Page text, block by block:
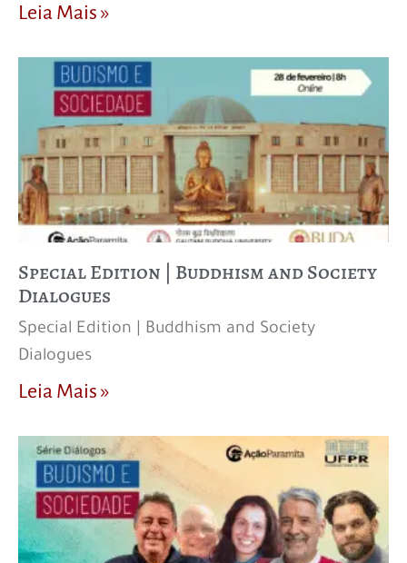
Leia Mais »
Special Edition | Buddhism and Society
Dialogues
Special Edition | Buddhism and Society
Dialogues
Leia Mais »